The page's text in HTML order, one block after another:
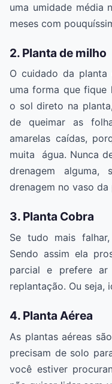
uma umidade média
meses com
2. Planta de milho
O cuidado da
uma forma que
o sol direto na
de queimar as
amarelas caídas,
muita água. Nunca
drenagem
drenagem no vaso da
3. Planta Cobra
Se tudo mais
Sendo assim ela
parcial e prefere
replantação. Ou seja,
4. Planta Aérea
As plantas aéreas
precisam de solo
você estiver